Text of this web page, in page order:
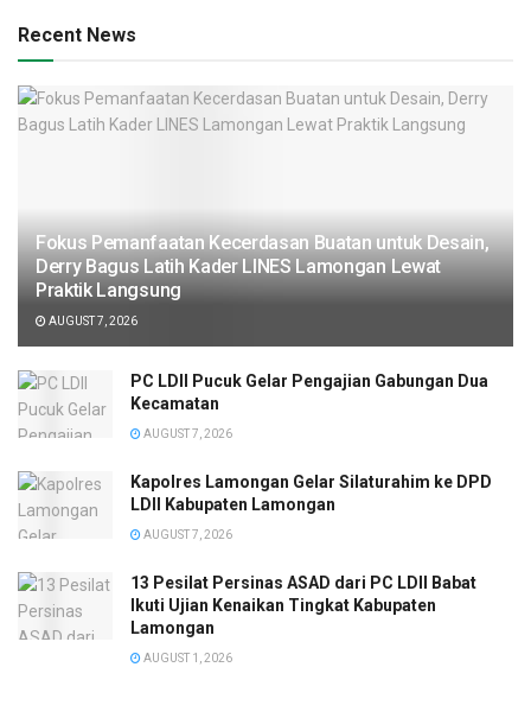
Recent News
Fokus Pemanfaatan Kecerdasan Buatan untuk Desain,
Derry Bagus Latih Kader LINES Lamongan Lewat
Praktik Langsung
AUGUST 7, 2026
PC LDII Pucuk Gelar Pengajian Gabungan Dua
Kecamatan
AUGUST 7, 2026
Kapolres Lamongan Gelar Silaturahim ke DPD
LDII Kabupaten Lamongan
AUGUST 7, 2026
13 Pesilat Persinas ASAD dari PC LDII Babat
Ikuti Ujian Kenaikan Tingkat Kabupaten
Lamongan
AUGUST 1, 2026